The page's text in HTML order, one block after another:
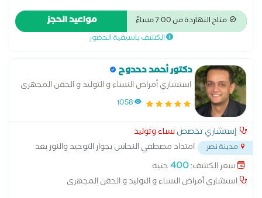
متاح النهاردة من 7:00 مساءً مواعيد الحجز
الكشف باسبقية الحضور
دكتور أحمد دحدوح
استشاري أمراض النساء و التوليد و الحقن المجهرى
1058
إستشاري تخصصنساء وتوليد
مدينة نصر
امتداد مصطفي النحاس بجوار التوحيد والنور بعد
مدرسه المنهل...
سعر الكشف:400جنيه
استشاري أمراض النساء و التوليد و الحقن المجهرى